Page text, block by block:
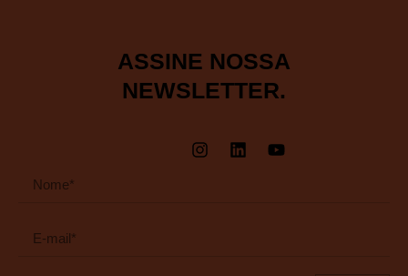
ASSINE NOSSA
NEWSLETTER.